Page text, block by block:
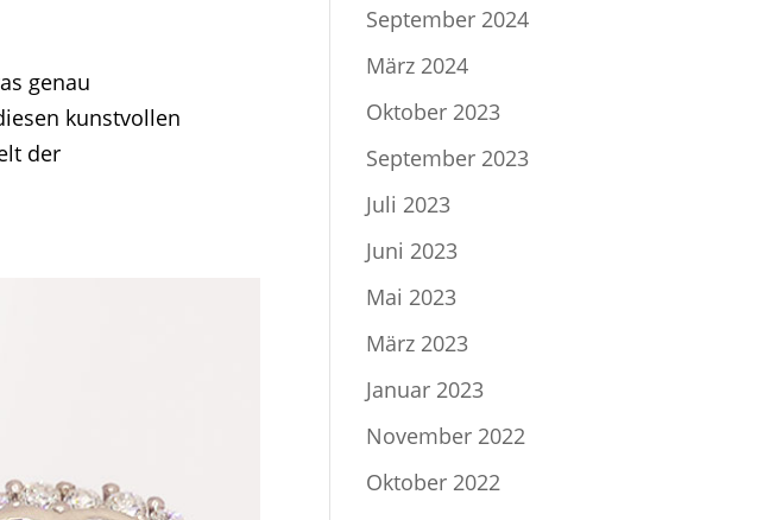
genau
kunstvollen
der
September 2024
März 2024
Oktober 2023
September 2023
Juli 2023
Juni 2023
Mai 2023
März 2023
Januar 2023
November 2022
Oktober 2022